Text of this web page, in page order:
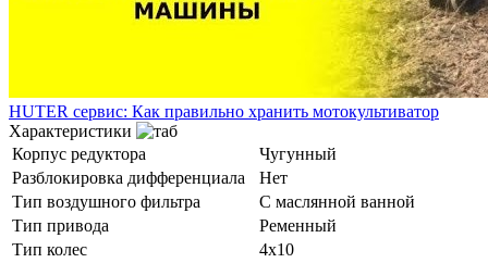
HUTER сервис: Как правильно хранить мотокультиватор
Характеристики
Корпус редуктора
Чугунный
Разблокировка дифференциала
Нет
Тип воздушного фильтра
С маслянной ванной
Тип привода
Ременный
Тип колес
4х10